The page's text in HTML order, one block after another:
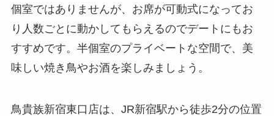
個室ではありませんが、お席が可動式になってお
り人数ごとに動かしてもらえるのでデートにもお
すすめです。半個室のプライベートな空間で、美
味しい焼き鳥やお酒を楽しみましょう。
鳥貴族新宿東口店は、JR新宿駅から徒歩2分の位置